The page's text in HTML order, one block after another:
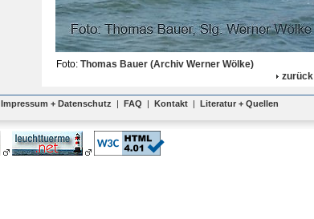
Foto: Thomas Bauer (Archiv Werner Wölke)
zurück
Impressum + Datenschutz | FAQ | Kontakt | Literatur + Quellen